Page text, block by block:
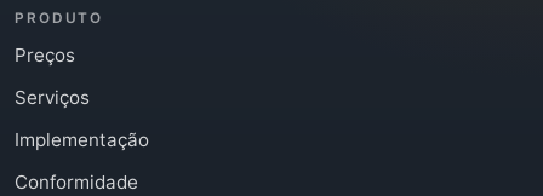
PRODUTO
Preços
Serviços
Implementação
Conformidade